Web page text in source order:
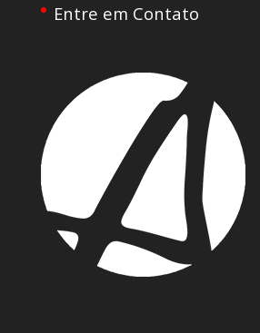
Entre em Contato